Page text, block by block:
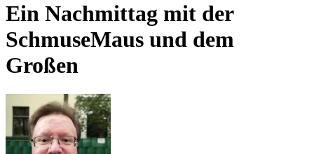
Ein Nachmittag mit der
SchmuseMaus und dem
Großen